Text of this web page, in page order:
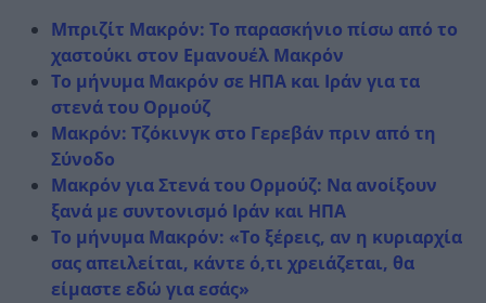
Μπριζίτ Μακρόν: Το παρασκήνιο πίσω από το
χαστούκι στον Εμανουέλ Μακρόν
Το μήνυμα Μακρόν σε ΗΠΑ και Ιράν για τα
στενά του Ορμούζ
Μακρόν: Τζόκινγκ στο Γερεβάν πριν από τη
Σύνοδο
Μακρόν για Στενά του Ορμούζ: Να ανοίξουν
ξανά με συντονισμό Ιράν και ΗΠΑ
Το μήνυμα Μακρόν: «Το ξέρεις, αν η κυριαρχία
σας απειλείται, κάντε ό,τι χρειάζεται, θα
είμαστε εδώ για εσάς»